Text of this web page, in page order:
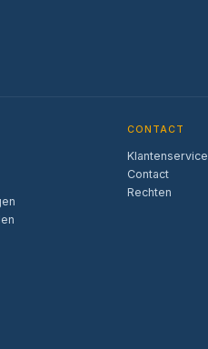
CONTACT
Klantenservice
Contact
Rechten